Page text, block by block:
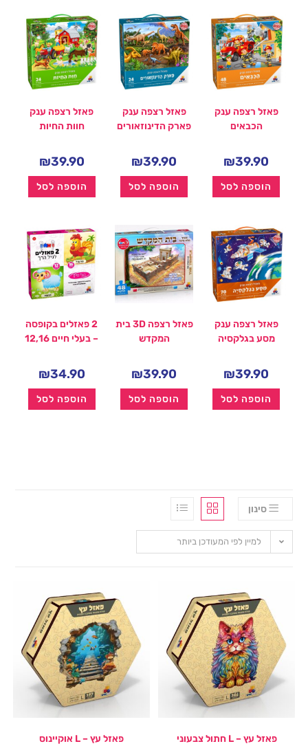
פאזל רצפה ענק
הכבאים
₪39.90
הוספה לסל
פאזל רצפה ענק
פארק הדינוזאורים
₪39.90
הוספה לסל
פאזל רצפה ענק
חוות החיות
₪39.90
הוספה לסל
פאזל רצפה ענק
מסע בגלקסיה
₪39.90
הוספה לסל
פאזל רצפה 3D בית
המקדש
₪39.90
הוספה לסל
2 פאזלים בקופסה
– בעלי חיים 12,16
₪34.90
הוספה לסל
סינון
למיין לפי המעודכן ביותר
פאזל עץ – L חתול צבעוני פאזל עץ – L אוקיינוס